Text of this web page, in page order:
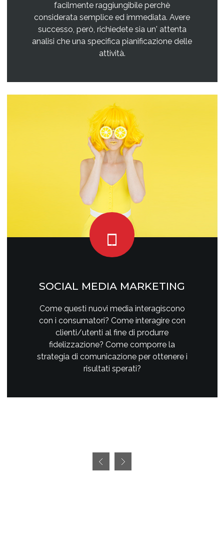
facilmente raggiungibile perchè
considerata semplice ed immediata. Avere
successo, però, richiedete sia un' attenta
analisi che una specifica pianificazione delle
attività.
SOCIAL MEDIA MARKETING
Come questi nuovi media interagiscono
con i consumatori? Come interagire con
clienti/utenti al fine di produrre
fidelizzazione? Come comporre la
strategia di comunicazione per ottenere i
risultati sperati?